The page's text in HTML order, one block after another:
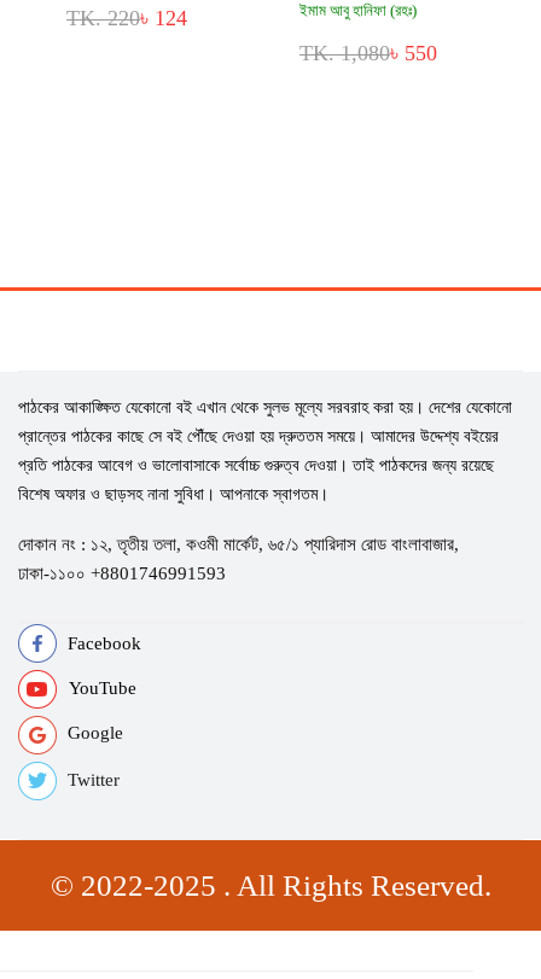
TK. 220৳ 124 ইমাম আবু হানিফা (রহঃ)
TK. 1,080৳ 550
পাঠকের আকাঙ্ক্ষিত যেকোনো বই এখান থেকে সুলভ মূল্যে সরবরাহ করা হয়। দেশের যেকোনো
প্রান্তের পাঠকের কাছে সে বই পৌঁছে দেওয়া হয় দ্রুততম সময়ে। আমাদের উদ্দেশ্য বইয়ের
প্রতি পাঠকের আবেগ ও ভালোবাসাকে সর্বোচ্চ গুরুত্ব দেওয়া। তাই পাঠকদের জন্য রয়েছে
বিশেষ অফার ও ছাড়সহ নানা সুবিধা। আপনাকে স্বাগতম।
দোকান নং : ১২, তৃতীয় তলা, কওমী মার্কেট, ৬৫/১ প্যারিদাস রোড বাংলাবাজার,
ঢাকা-১১০০ +8801746991593
Facebook
YouTube
Google
Twitter
© 2022-2025 . All Rights Reserved.